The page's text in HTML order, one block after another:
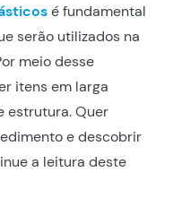
é fundamental
serão utilizados na
meio desse
itens em larga
estrutura. Quer
e descobrir
a leitura deste